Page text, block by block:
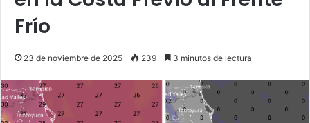
Frío
23 de noviembre de 2025 239 3 minutos de lectura